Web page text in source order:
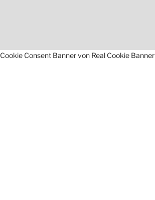
Cookie Consent Banner von Real Cookie Banner